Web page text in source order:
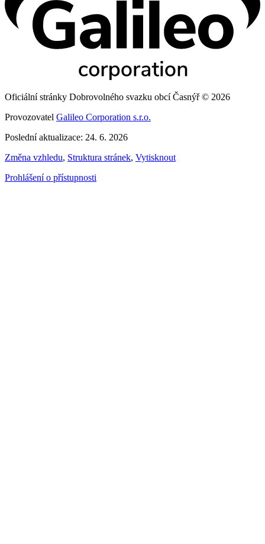
Oficiální stránky Dobrovolného svazku obcí Časnýř © 2026
Provozovatel Galileo Corporation s.r.o.
Poslední aktualizace: 24. 6. 2026
Změna vzhledu, Struktura stránek, Vytisknout
Prohlášení o přístupnosti